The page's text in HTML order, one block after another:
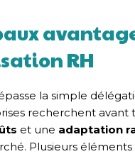
RH
la simple
recherchent avant
et une adaptation
Plusieurs éléments